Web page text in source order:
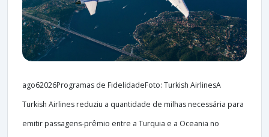
ago62026Programas de FidelidadeFoto: Turkish AirlinesA
Turkish Airlines reduziu a quantidade de milhas necessária para
emitir passagens-prêmio entre a Turquia e a Oceania no